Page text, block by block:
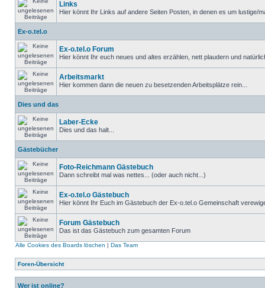
Links
Hier könnt Ihr Links auf andere Seiten Posten, in denen es um lustige/
Ex-o.tel.o
Ex-o.tel.o Forum
Hier könnt Ihr euch neues und altes erzählen, nett plaudern und
Arbeitsmarkt
Hier kommen dann die neuen zu besetzenden Arbeitsplätze rein...
Dies und das
Laber-Ecke
Dies und das halt...
Gästebücher
Foto-Reichmann Gästebuch
Dann schreibt mal was nettes... (oder auch nicht...)
Ex-o.tel.o Gästebuch
Hier könnt Ihr Euch im Gästebuch der Ex-o.tel.o Gemeinschaft
Forum Gästebuch
Das ist das Gästebuch zum gesamten Forum
Alle Cookies des Boards löschen | Das Team
Foren-Übersicht
Wer ist online?